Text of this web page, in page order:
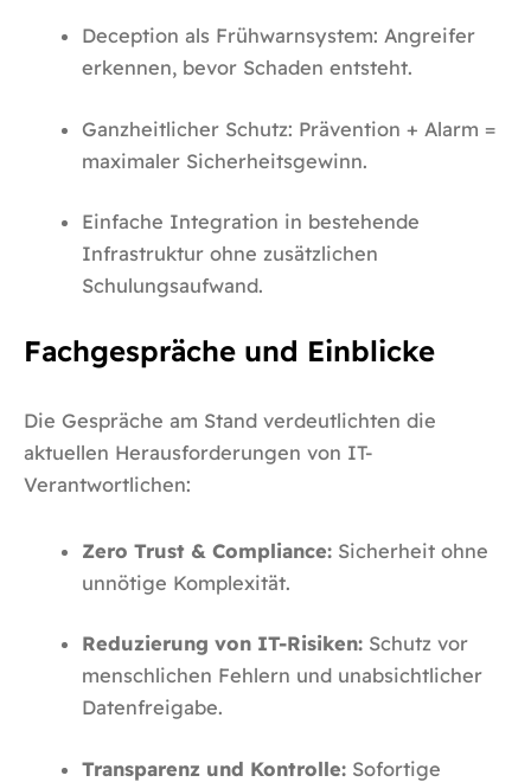
Deception als Frühwarnsystem: Angreifer
erkennen, bevor Schaden entsteht.
Ganzheitlicher Schutz: Prävention + Alarm =
maximaler Sicherheitsgewinn.
Einfache Integration in bestehende
Infrastruktur ohne zusätzlichen
Schulungsaufwand.
Fachgespräche und Einblicke
Die Gespräche am Stand verdeutlichten die
aktuellen Herausforderungen von IT-
Verantwortlichen:
Zero Trust & Compliance: Sicherheit ohne
unnötige Komplexität.
Reduzierung von IT-Risiken: Schutz vor
menschlichen Fehlern und unabsichtlicher
Datenfreigabe.
Transparenz und Kontrolle: Sofortige